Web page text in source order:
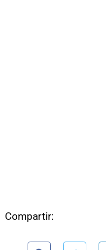
Compartir: